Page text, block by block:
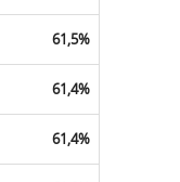
61,5%
61,4%
61,4%